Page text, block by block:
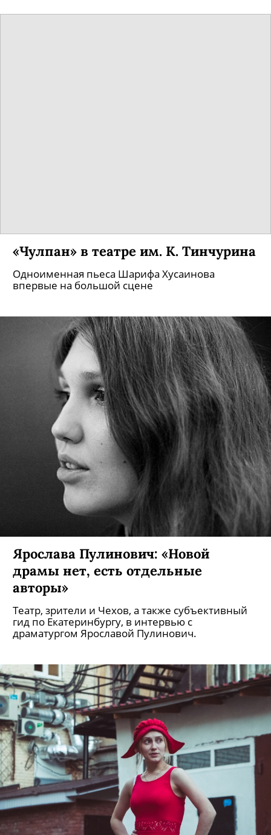
«Чулпан» в театре им. К. Тинчурина
Одноименная пьеса Шарифа Хусаинова
впервые на большой сцене
Ярослава Пулинович: «Новой
драмы нет, есть отдельные
авторы»
Театр, зрители и Чехов, а также субъективный
гид по Екатеринбургу, в интервью с
драматургом Ярославой Пулинович.